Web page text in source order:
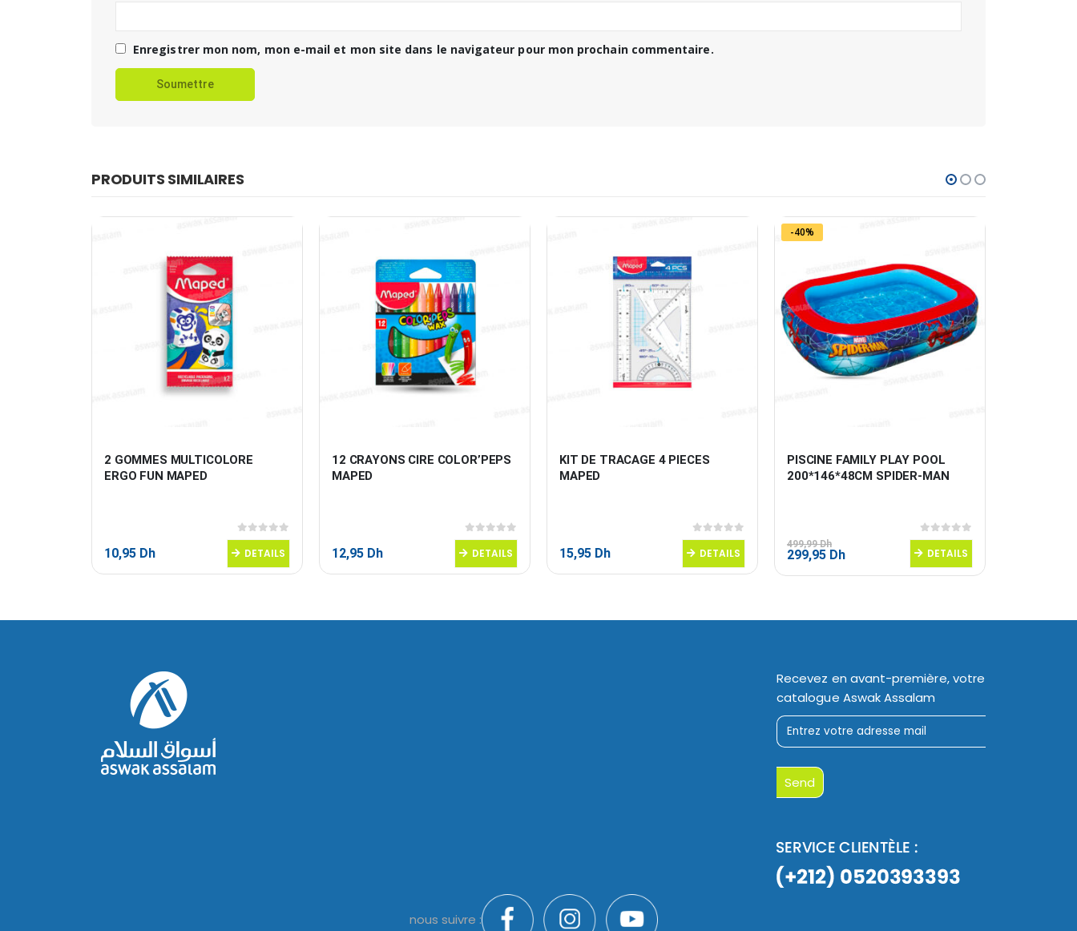
Enregistrer mon nom, mon e-mail et mon site dans le navigateur pour mon prochain commentaire.
PRODUITS SIMILAIRES
2 GOMMES MULTICOLORE
ERGO FUN MAPED
0sur 5
10,95 Dh DETAILS
12 CRAYONS CIRE COLOR’PEPS
MAPED
0sur 5
12,95 Dh DETAILS
KIT DE TRACAGE 4 PIECES
MAPED
0sur 5
15,95 Dh DETAILS
-40%
PISCINE FAMILY PLAY POOL
200*146*48CM SPIDER-MAN
0sur 5
499,99Dh
Le
initial
299,95 DhLe
actuel
DETAILS
Recevez en avant-première, votre
catalogue Aswak Assalam
nous suivre :